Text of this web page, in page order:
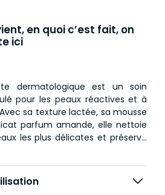
en quoi c’est fait, on
ici
dermatologique est un soin
pour les peaux réactives et à
sa texture lactée, sa mousse
parfum amande, elle nettoie
les plus délicates et préserve
sensations de tiraillement et
La peau est douce, relipidée,
et du dessèchement.
sans savon, sans tensio-actifs